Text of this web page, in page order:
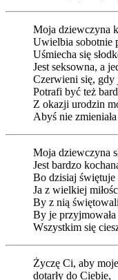
Moja dziewczyna
Uwielbia sobotnie
Uśmiecha się
Jest seksowna, a
Czerwieni się, gdy
Potrafi być też
Z okazji urodzin
Abyś nie
Moja dziewczyna
Jest bardzo
Bo dzisiaj
Ja z wielkiej
By z nią
By je przyjmowała
Wszystkim się
Życzę Ci, aby
dotarły do Ciebie,